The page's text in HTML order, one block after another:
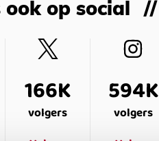
ook op social
166K
volgers
594K
volgers